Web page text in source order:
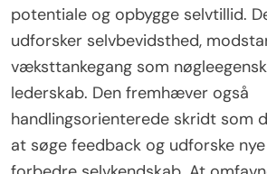
potentiale og opbygge selvtillid.
udforsker selvbevidsthed,
væksttankegang som
lederskab. Den fremhæver også
handlingsorienterede skridt som
at søge feedback og udforske